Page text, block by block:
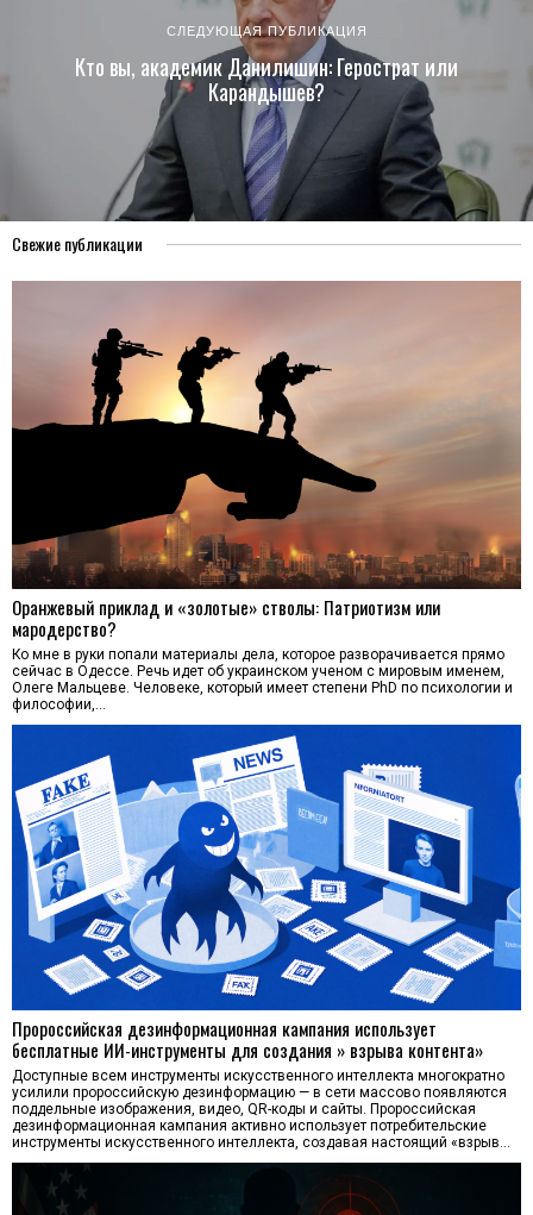
СЛЕДУЮЩАЯ ПУБЛИКАЦИЯ
Кто вы, академик Данилишин: Герострат или
Карандышев?
Свежие публикации
Оранжевый приклад и «золотые» стволы: Патриотизм или
мародерство?
Ко мне в руки попали материалы дела, которое разворачивается прямо
сейчас в Одессе. Речь идет об украинском ученом с мировым именем,
Олеге Мальцеве. Человеке, который имеет степени PhD по психологии и
философии,…
Пророссийская дезинформационная кампания использует
бесплатные ИИ-инструменты для создания » взрыва контента»
Доступные всем инструменты искусственного интеллекта многократно
усилили пророссийскую дезинформацию — в сети массово появляются
поддельные изображения, видео, QR-коды и сайты. Пророссийская
дезинформационная кампания активно использует потребительские
инструменты искусственного интеллекта, создавая настоящий «взрыв…